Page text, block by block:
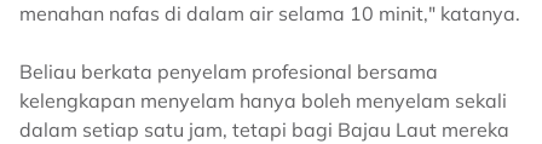
menahan nafas di dalam air selama 10 minit," katanya.
Beliau berkata penyelam profesional bersama
kelengkapan menyelam hanya boleh menyelam sekali
dalam setiap satu jam, tetapi bagi Bajau Laut mereka